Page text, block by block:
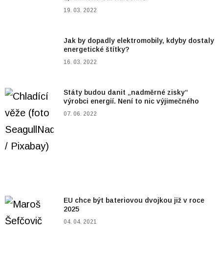
19. 03. 2022
Jak by dopadly elektromobily, kdyby dostaly
energetické štítky?
16. 03. 2022
Státy budou danit „nadměrné zisky“
výrobci energií. Není to nic výjimečného
07. 06. 2022
EU chce být bateriovou dvojkou již v roce
2025
04. 04. 2021